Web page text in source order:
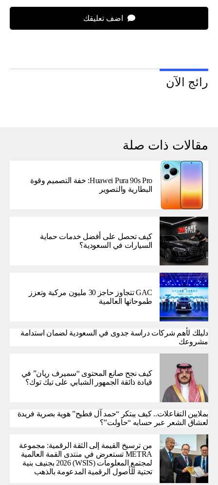
اضف تعليقك
رائج الآن
مقالات ذات صلة
Huawei Pura 90s Pro: خفة التصميم وقوة
البطارية والتصوير
كيف تحصل على أفضل خدمات حماية
السيارات في السعودية؟
GAC تتجاوز حاجز 30 مليون مركبة وتعزز
طموحاتها العالمية
دليلك لأهم شركات دراسة جدوى في السعودية لضمان استدامة
مشروعك
كيف نجح صانع المحتوى “سميرف ريان” في
قيادة ذائقة الجمهور الشبابي على تيك توك؟
بملايين التفاعلات.. كيف يبتكر “حمد آل فطيح” هوية بصرية فريدة
لعشاق الشعر عبر حسابه “حاولت”؟
من ترسيخ القيمة إلى الثقة الرقمية: مجموعة
METRA تستعرض في منتدى القمة العالمية
لمجتمع المعلومات (WSIS) 2026 بجنيف بنية
تحتية للأصول الرقمية المدعومة بالذهب